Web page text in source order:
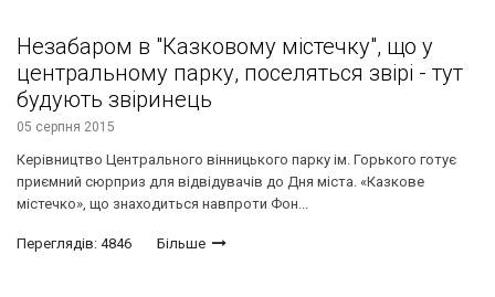
Незабаром в "Казковому містечку", що у
центральному парку, поселяться звірі - тут
будують звіринець
05 серпня 2015
Керівництво Центрального вінницького парку ім. Горького готує
приємний сюрприз для відвідувачів до Дня міста. «Казкове
містечко», що знаходиться навпроти Фон...
Переглядів: 4846 Більше